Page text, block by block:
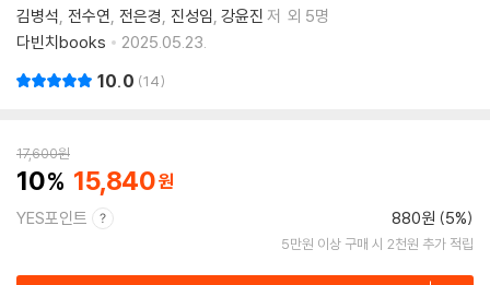
김병석 전수연 전은경 진성임 강윤진 저 외 5명
다빈치books
2025.05.23.
10.0 14
17,600원
10 15,840
YES포인트 880원 (5%)
5만원 이상 구매 시 2천원 추가 적립